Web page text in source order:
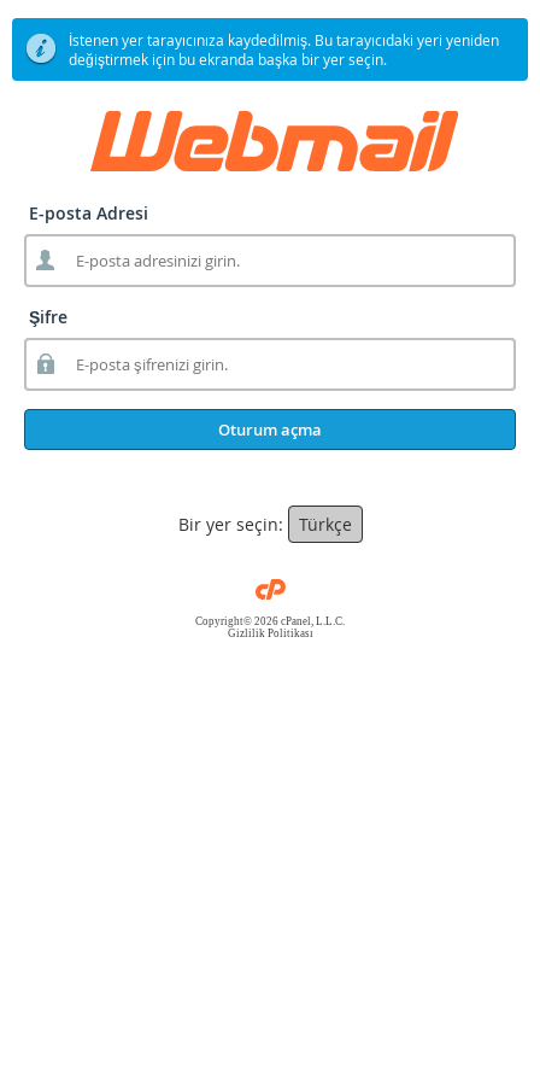
İstenen yer tarayıcınıza kaydedilmiş. Bu tarayıcıdaki yeri yeniden
değiştirmek için bu ekranda başka bir yer seçin.
E-posta Adresi
Şifre
Oturum açma
Bir yer seçin: Türkçe
Copyright© 2026 cPanel, L.L.C.
Gizlilik Politikası